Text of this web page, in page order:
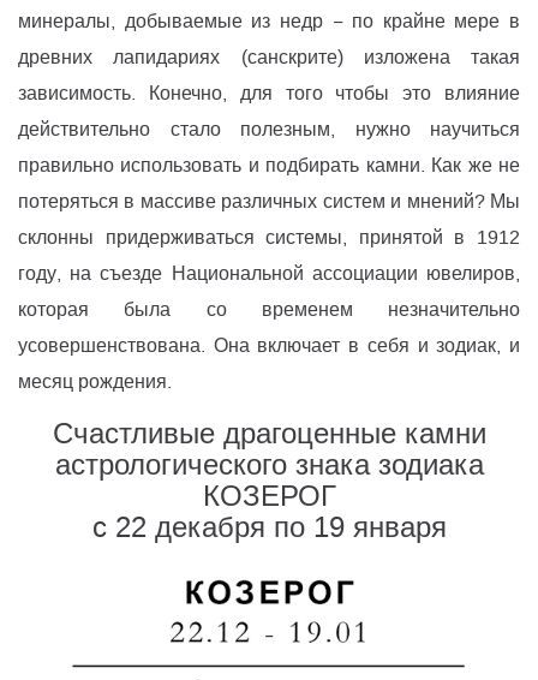
минералы, добываемые из недр − по крайне мере в
древних лапидариях (санскрите) изложена такая
зависимость. Конечно, для того чтобы это влияние
действительно стало полезным, нужно научиться
правильно использовать и подбирать камни. Как же не
потеряться в массиве различных систем и мнений? Мы
склонны придерживаться системы, принятой в 1912
году, на съезде Национальной ассоциации ювелиров,
которая была со временем незначительно
усовершенствована. Она включает в себя и зодиак, и
месяц рождения.
Счастливые драгоценные камни
астрологического знака зодиака
КОЗЕРОГ
c 22 декабря по 19 января